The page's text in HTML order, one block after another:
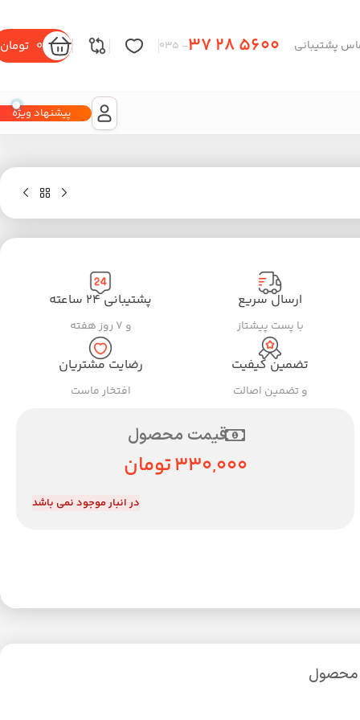
پشتیبانی 37 28 5600
– 035
0 تومان
پیشنهاد ویژه
ارسال سریع
با پست پیشتاز
پشتیبانی ۲۴ ساعته
و ۷ روز هفته
تضمین کیفیت
و تضمین اصالت
رضایت مشتریان
افتخار ماست
قیمت محصول
330,000تومان
در انبار موجود نمی باشد
محصول